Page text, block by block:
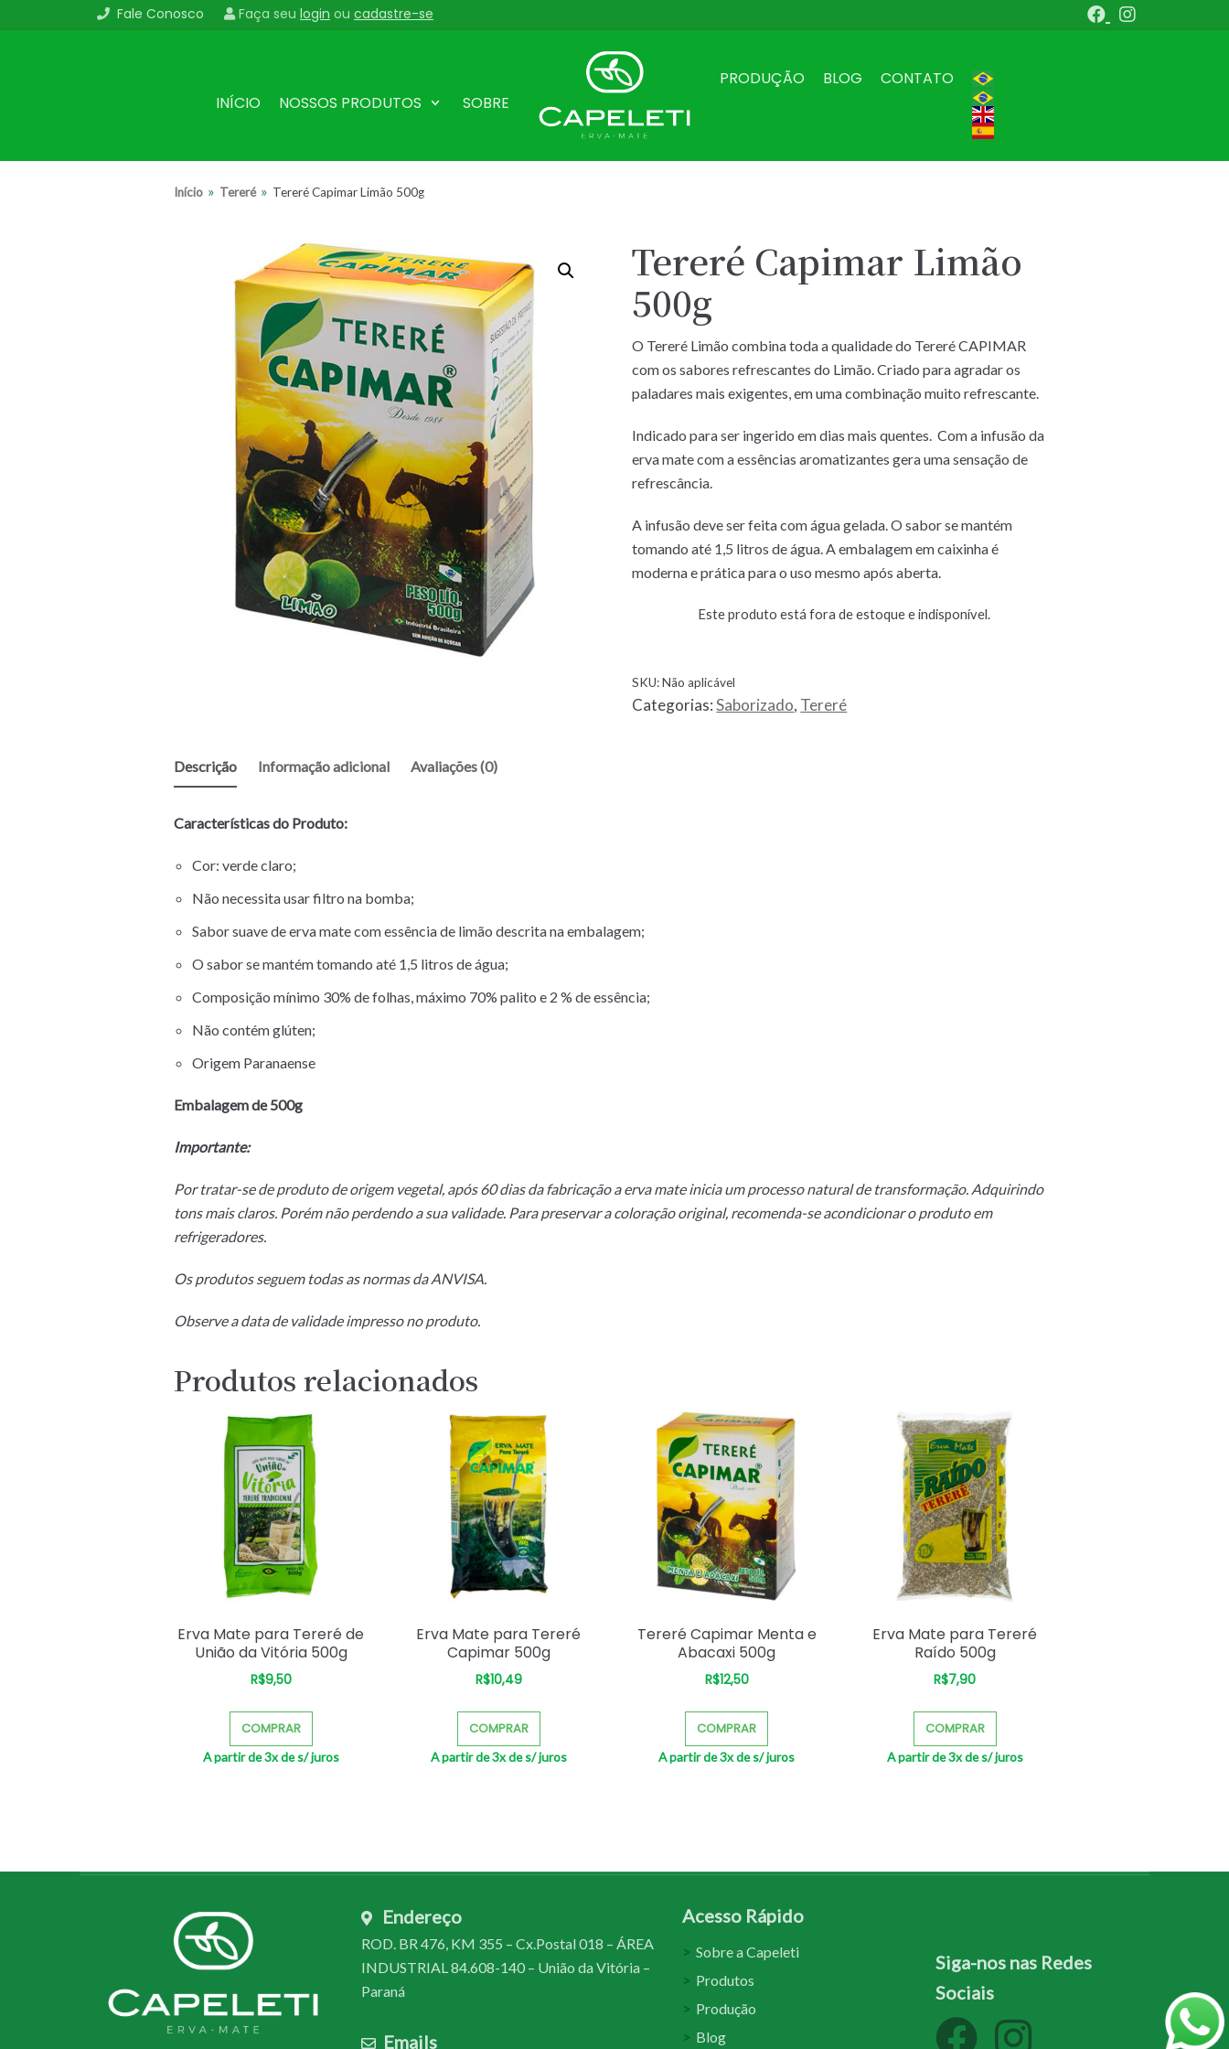
Fale Conosco Faça seu login ou cadastre-se
INÍCIO NOSSOS PRODUTOS SOBRE
PRODUÇÃO BLOG CONTATO
Início » Tereré » Tereré Capimar Limão 500g
Tereré Capimar Limão
500g
O Tereré Limão combina toda a qualidade do Tereré CAPIMAR
com os sabores refrescantes do Limão. Criado para agradar os
paladares mais exigentes, em uma combinação muito refrescante.
Indicado para ser ingerido em dias mais quentes. Com a infusão da
erva mate com a essências aromatizantes gera uma sensação de
refrescância.
A infusão deve ser feita com água gelada. O sabor se mantém
tomando até 1,5 litros de água. A embalagem em caixinha é
moderna e prática para o uso mesmo após aberta.
Este produto está fora de estoque e indisponível.
SKU:Não aplicável
Categorias:Saborizado, Tereré
Descrição Informação adicional Avaliações (0)
Características do Produto:
Cor: verde claro;
Não necessita usar filtro na bomba;
Sabor suave de erva mate com essência de limão descrita na embalagem;
O sabor se mantém tomando até 1,5 litros de água;
Composição mínimo 30% de folhas, máximo 70% palito e 2 % de essência;
Não contém glúten;
Origem Paranaense
Embalagem de 500g
Importante:
Por tratar-se de produto de origem vegetal, após 60 dias da fabricação a erva mate inicia um processo natural de transformação. Adquirindo
tons mais claros. Porém não perdendo a sua validade. Para preservar a coloração original, recomenda-se acondicionar o produto em
refrigeradores.
Os produtos seguem todas as normas da ANVISA.
Observe a data de validade impresso no produto.
Produtos relacionados
Erva Mate para Tereré de
União da Vitória 500g
R$9,50
COMPRAR
A partir de 3x des/ juros
Erva Mate para Tereré
Capimar 500g
R$10,49
COMPRAR
A partir de 3x des/ juros
Tereré Capimar Menta e
Abacaxi 500g
R$12,50
COMPRAR
A partir de 3x des/ juros
Erva Mate para Tereré
Raído 500g
R$7,90
COMPRAR
A partir de 3x des/ juros
Endereço
ROD. BR 476, KM 355 – Cx.Postal 018 – ÁREA
INDUSTRIAL 84.608-140 – União da Vitória –
Paraná
Emails
Acesso Rápido
Sobre a Capeleti
Produtos
Produção
Blog
Siga-nos nas Redes
Sociais